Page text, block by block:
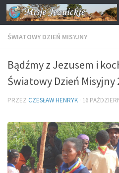
Przejdź do treści
ŚWIATOWY DZIEŃ MISYJNY
Bądźmy z Jezusem i
Światowy Dzień Misyjny
PRZEZ CZESŁAW HENRYK · 16